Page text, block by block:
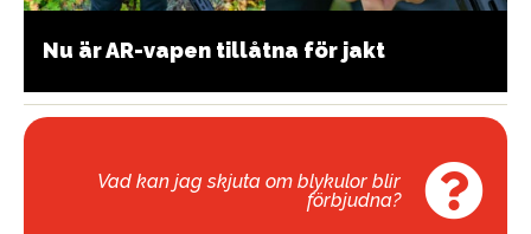
Nu är AR-vapen tillåtna för jakt
Vad kan jag skjuta om blykulor blir
förbjudna?